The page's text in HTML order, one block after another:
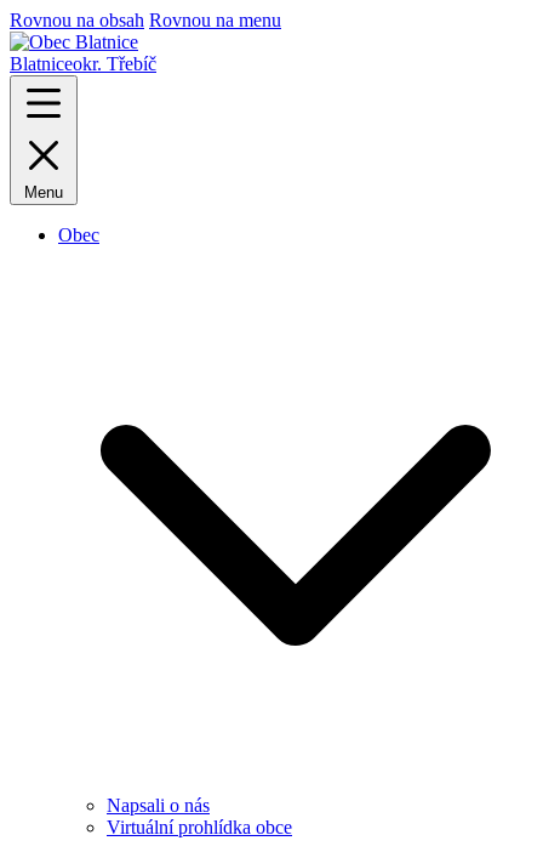
Rovnou na obsah Rovnou na menu
Blatniceokr. Třebíč
Menu
Obec
Napsali o nás
Virtuální prohlídka obce